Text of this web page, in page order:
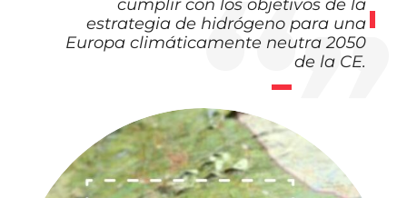
cumplir con los objetivos de la
estrategia de hidrógeno para una
Europa climáticamente neutra 2050
de la CE.